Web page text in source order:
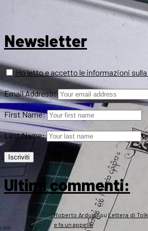
Newsletter
Ho letto e accetto le informazioni
Email Address:
First Name:
Last Name:
Ultimi commenti:
Roberto ArduinisuLettera di
e fa un appello